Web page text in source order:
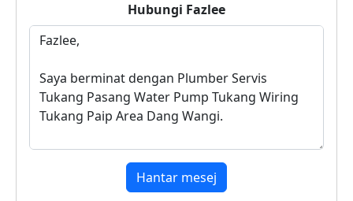
Hubungi Fazlee
Hantar mesej